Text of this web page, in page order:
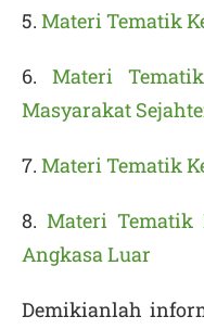
5. Materi Tematik
6. Materi
Masyarakat
7. Materi Tematik
8. Materi Tematik
Angkasa Luar
Demikianlah